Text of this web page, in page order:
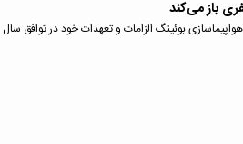
بوئینگ الزامات و تعهدات خود در توافق سال